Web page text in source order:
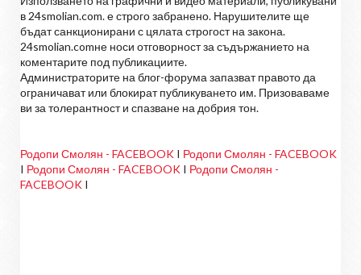
в 24smolian.com. е строго забранено. Нарушителите ще
бъдат санкционирани с цялата строгост на закона.
24smolian.comне носи отговорност за съдържанието на
коментарите под публикациите.
Администраторите на блог-форума запазват правото да
ограничават или блокират публикуването им. Призоваваме
ви за толерантност и спазване на добрия тон.
Родопи Смолян - FACEBOOK I Родопи Смолян - FACEBOOK
I Родопи Смолян - FACEBOOK I Родопи Смолян -
FACEBOOK I